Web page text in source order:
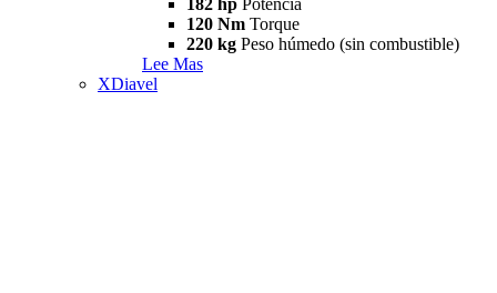
182 hp Potencia
120 Nm Torque
220 kg Peso húmedo (sin combustible)
Lee Mas
XDiavel